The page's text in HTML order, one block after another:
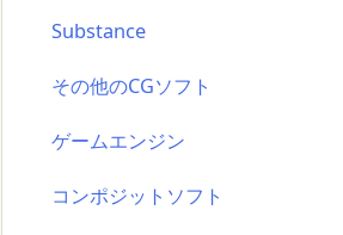
Substance
その他のCGソフト
ゲームエンジン
コンポジットソフト